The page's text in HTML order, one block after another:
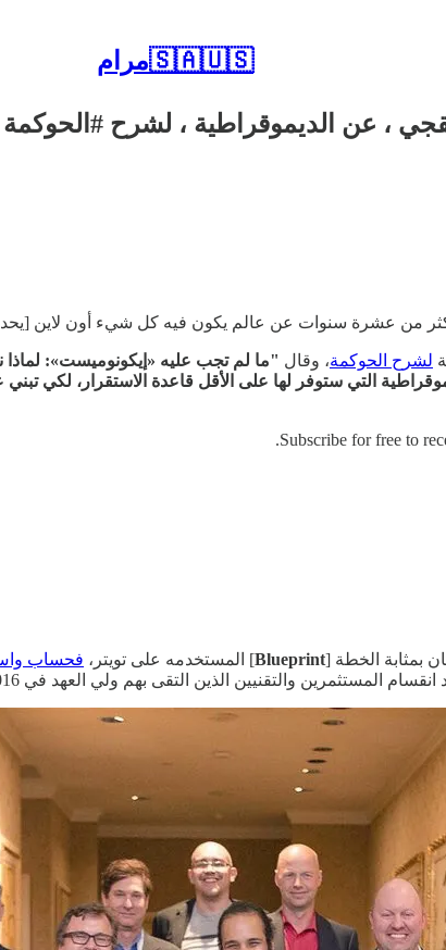
مرام🇸🇦🇺🇸
، عن الديموقراطية ، لشرح ‫#الحوكمة‬
أكثر من عشرة سنوات عن عالم يكون فيه كل شيء أون لاين
لشرح ‫الحوكمة ‬، وقال "ما لم تجب عليه «إيكونوميست»:
بمثابة الخطة [Blueprint] المستخدمه على تويتر، فحساب واس
المستثمرين والتقنيين الذين التقى بهم ولي العهد في 2016 ،